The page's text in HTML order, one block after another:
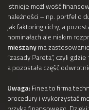
Istnieje możliwość
należności – np. portfel o
jak faktoring cichy, a
nominałach ale niskim
mieszanyma
“zasady Pareta”, czyli
a pozostała część
Uwaga:Finea to firma
procedury i wykorzystać